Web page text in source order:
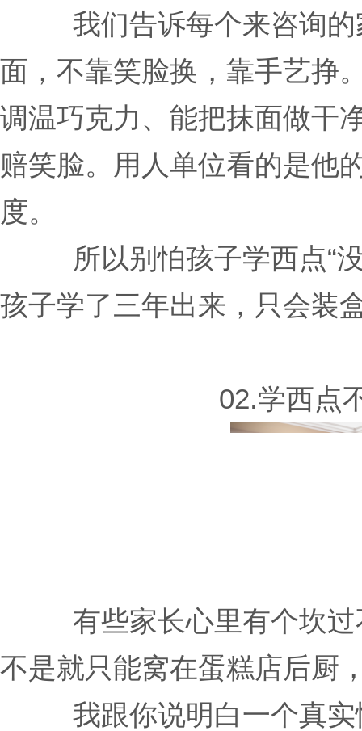
我们告诉每个来咨询
面，不靠笑脸换，靠手艺挣
调温巧克力、能把抹面做干
赔笑脸。用人单位看的是他
度。
所以别怕孩子学西点“
孩子学了三年出来，只会装
02.学西点
有些家长心里有个坎
不是就只能窝在蛋糕店后厨
我跟你说明白一个真